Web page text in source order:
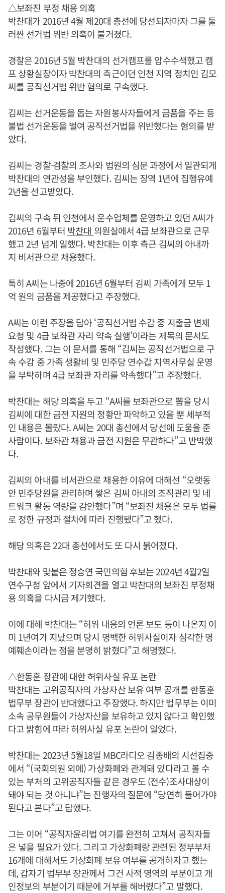
△보좌진 부정 채용 의혹
박찬대가 2016년 4월 제20대 총선에 당선되자마자 그를 둘
러싼 선거법 위반 의혹이 불거졌다.
경찰은 2016년 5월 박찬대의 선거캠프를 압수수색했고 캠
프 상황실장이자 박찬대의 측근이던 인천 지역 정치인 김모
씨를 공직선거법 위반 혐의로 구속했다.
김씨는 선거운동을 돕는 자원봉사자들에게 금품을 주는 등
불법 선거운동을 벌여 공직선거법을 위반했다는 혐의를 받
았다.
김씨는 경찰·검찰의 조사와 법원의 심문 과정에서 일관되게
박찬대의 연관성을 부인했다. 김씨는 징역 1년에 집행유예
2년을 선고받았다.
김씨의 구속 뒤 인천에서 운수업체를 운영하고 있던 A씨가
2016년 6월부터 박찬대 의원실에서 4급 보좌관으로 근무
했고 2년 넘게 일했다. 박찬대는 이후 측근 김씨의 아내까
지 비서관으로 채용했다.
특히 A씨는 나중에 2016년 6월부터 김씨 가족에게 모두 1
억 원의 금품을 제공했다고 주장했다.
A씨는 이런 주장을 담아 ‘공직선거법 수감 중 지출금 변제
요청 및 4급 보좌관 자리 약속 실행’이라는 제목의 문서도
작성했다. 그는 이 문서를 통해 “김씨는 공직선거법으로 구
속 수감 중 가족 생활비 및 민주당 연수갑 지역사무실 운영
을 부탁하며 4급 보좌관 자리를 약속했다”고 주장했다.
박찬대는 해당 의혹을 두고 “A씨를 보좌관으로 뽑을 당시
김씨에 대한 금전 지원의 정황만 파악하고 있을 뿐 세부적
인 내용은 몰랐다. A씨는 20대 총선에서 당선에 도움을 준
사람이다. 보좌관 채용과 금전 지원은 무관하다”고 반박했
다.
김씨의 아내를 비서관으로 채용한 이유에 대해선 “오랫동
안 민주당원을 관리하며 쌓은 김씨 아내의 조직관리 및 네
트워크 활동 역량을 감안했다”며 “보좌진 채용은 모두 법률
로 정한 규정과 절차에 따라 진행됐다”고 했다.
해당 의혹은 22대 총선에서도 또 다시 붉어졌다.
박찬대와 맞붙은 정승연 국민의힘 후보는 2024년 4월2일
연수구청 앞에서 기자회견을 열고 박찬대의 보좌진 부정채
용 의혹을 다시금 제기했다.
이에 대해 박찬대는 “허위 내용의 언론 보도 등이 나온지 이
미 1년여가 지났으며 당시 명백한 허위사실이자 심각한 명
예훼손이라는 점을 분명히 밝혔다”고 해명했다.
△한동훈 장관에 대한 허위사실 유포 논란
박찬대는 고위공직자의 가상자산 보유 여부 공개를 한동훈
법무부 장관이 반대했다고 주장했다. 하지만 법무부는 이미
소속 공무원들이 가상자산을 보유하고 있지 않다고 확인했
다고 밝힘에 따라 허위사실 유포 논란이 일었다.
박찬대는 2023년 5월18일 MBC라디오 김종배의 시선집중
에서 “(국회의원 외에) 가상화폐와 관계돼 있다라고 볼 수
있는 부처의 고위공직자들 같은 경우도 (전수)조사대상이
돼야 되는 것 아니냐”는 진행자의 질문에 “당연히 들어가야
된다고 본다”고 답했다.
그는 이어 “공직자윤리법 여기를 완전히 고쳐서 공직자들
은 넣을 필요가 있다. 그리고 가상화폐랑 관련된 정부부처
16개에 대해서도 가상화폐 보유 여부를 공개하자고 했는
데, 갑자기 법무부 장관께서 그건 사적 영역의 부분이고 개
인정보의 부분이기 때문에 거부를 해버렸다”고 말했다.